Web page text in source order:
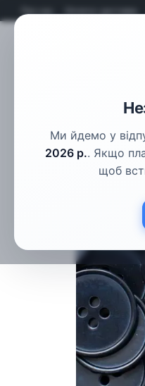
Ми йдемо у
2026 р.. Якщо
щоб
Про нас Оплата і доставка